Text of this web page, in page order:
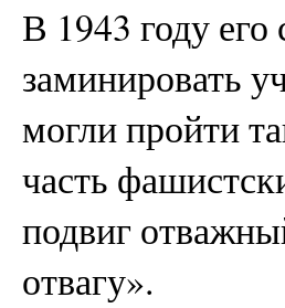
В 1943 году
заминировать
могли пройти
часть
подвиг
отвагу».